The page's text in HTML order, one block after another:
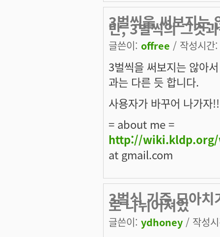
3벌씩을 써보지는
만, 3벌씩의 그것
글쓴이: offree / 작성시
3벌씩을 써보지는 않아
과는 다른 듯 합니다.
사용자가 바꾸어 나가자!!
= about me =
http://
at gmail.com
3벌식 기준 모아
로 나뉘어져있
글쓴이: ydhoney / 작성